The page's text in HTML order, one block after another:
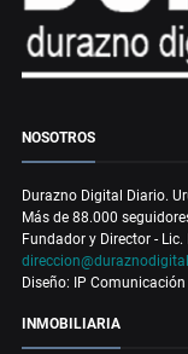
NOSOTROS
Durazno Digital Diario.
Más de 88.000
Fundador y Director -
Diseño: IP
INMOBILIARIA